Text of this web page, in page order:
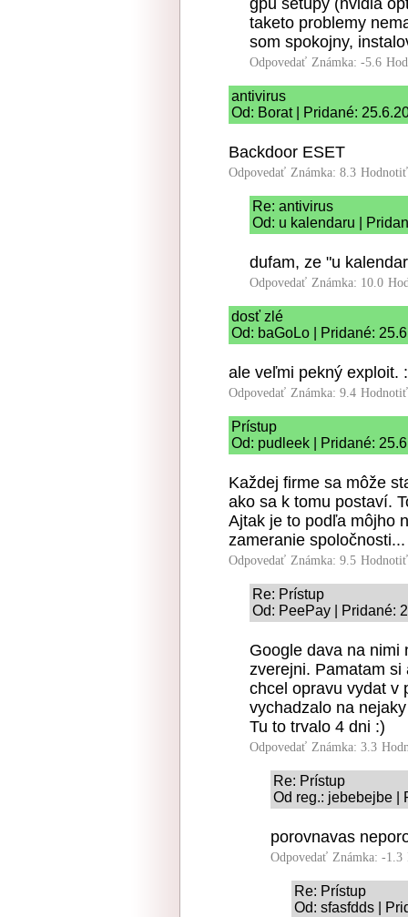
gpu setupy (nvidia
taketo problemy
som spokojny,
Odpovedať Známka: -5.6
antivirus
Od: Borat | Pridané:
Backdoor ESET
Odpovedať Známka: 8.3
Re: antivirus
Od: u kalendaru |
dufam, ze "u
Odpovedať Známka: 10.0
dosť zlé
Od: baGoLo | Pridané:
ale veľmi pekný exploit.
Odpovedať Známka: 9.4
Prístup
Od: pudleek | Pridané:
Každej firme sa môže
ako sa k tomu postaví.
Ajtak je to podľa môjho
zameranie spoločnosti...
Odpovedať Známka: 9.5
Re: Prístup
Od: PeePay | Pridané:
Google dava na nimi
zverejni. Pamatam
chcel opravu vydat v
vychadzalo na
Tu to trvalo 4 dni :)
Odpovedať Známka: 3.3
Re: Prístup
Od reg.: jebebejbe |
porovnavas
Odpovedať Známka: -1.3
Re: Prístup
Od: sfasfdds |